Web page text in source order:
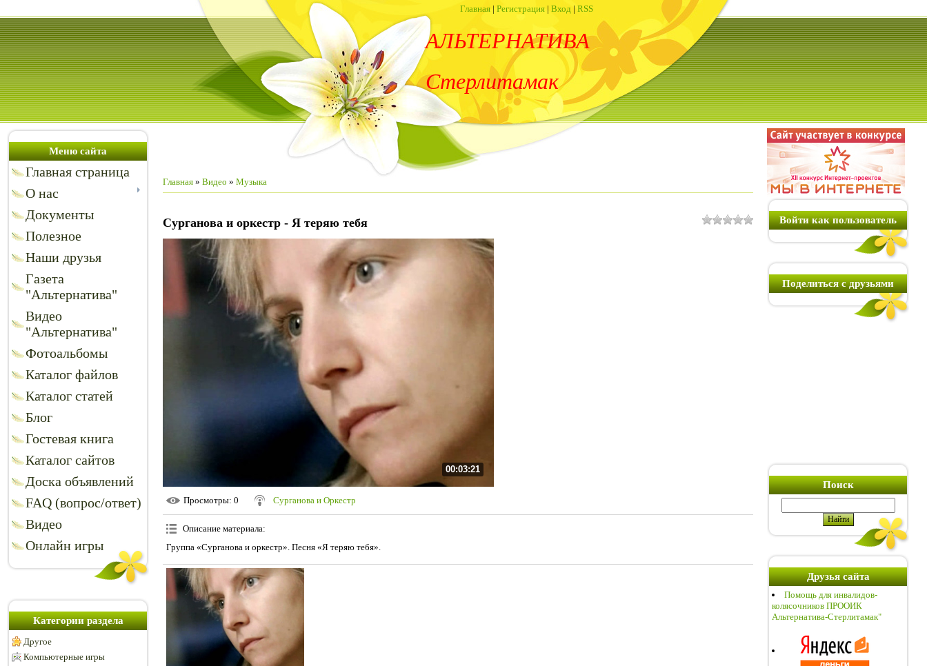
Главная | Регистрация | Вход | RSS
АЛЬТЕРНАТИВА
Стерлитамак
Меню сайта
Главная страница
О нас
Документы
Полезное
Наши друзья
Газета
"Альтернатива"
Видео
"Альтернатива"
Фотоальбомы
Каталог файлов
Каталог статей
Блог
Гостевая книга
Каталог сайтов
Доска объявлений
FAQ (вопрос/ответ)
Видео
Онлайн игры
Категории раздела
Другое
Компьютерные игры
Главная » Видео » Музыка
Сурганова и оркестр - Я теряю тебя
00:03:21
Просмотры: 0 Сурганова и Оркестр
Описание материала:
Группа «Сурганова и оркестр». Песня «Я теряю тебя».
Войти как пользователь
Поделиться с друзьями
Поиск
Друзья сайта
Помощь для инвалидов-
колясочников ПРООИК
Альтернатива-Стерлитамак"